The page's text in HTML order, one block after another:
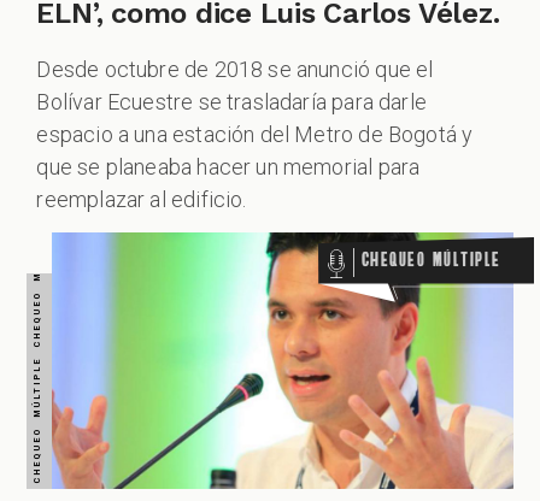
ELN’, como dice Luis Carlos Vélez.
Desde octubre de 2018 se anunció que el
Bolívar Ecuestre se trasladaría para darle
espacio a una estación del Metro de Bogotá y
que se planeaba hacer un memorial para
reemplazar al edificio.
Chequeo Múltiple